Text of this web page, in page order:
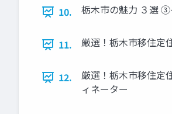
10. 栃木市の魅力 ３選
11. 厳選！栃木市移住定
12.
厳選！栃木市移住定
ィネーター